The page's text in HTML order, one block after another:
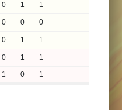
0 1 1
0 0 0
0 1 1
0 1 1
1 0 1